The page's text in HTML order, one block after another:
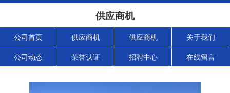
供应商机
公司首页 供应商机 供应商机 关于我们
公司动态 荣誉认证 招聘中心 在线留言